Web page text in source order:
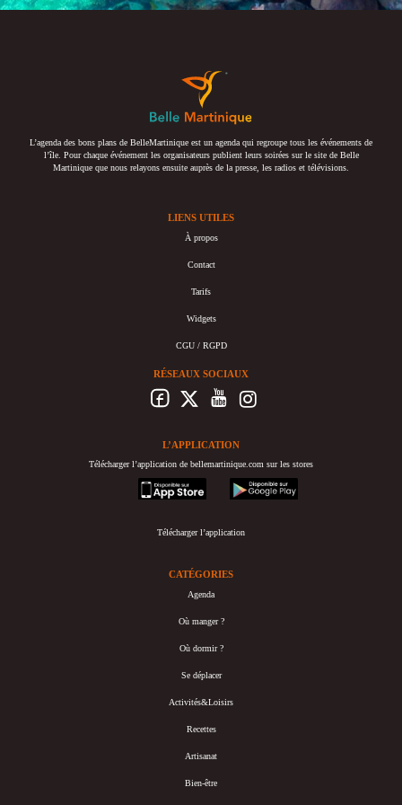
L’agenda des bons plans de BelleMartinique est un agenda qui regroupe tous les événements de
l’île. Pour chaque événement les organisateurs publient leurs soirées sur le site de Belle
Martinique que nous relayons ensuite auprès de la presse, les radios et télévisions.
LIENS UTILES
À propos
Contact
Tarifs
Widgets
CGU / RGPD
RÉSEAUX SOCIAUX
L’APPLICATION
Télécharger l’application de bellemartinique.com sur les stores
appstore
googleplay
Télécharger l’application
CATÉGORIES
Agenda
Où manger ?
Où dormir ?
Se déplacer
Activités&Loisirs
Recettes
Artisanat
Bien-être